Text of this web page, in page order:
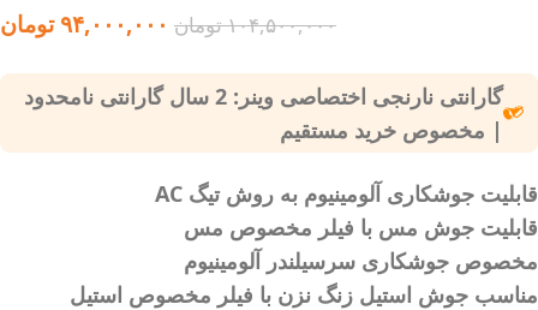
۱۰۴,۵۰۰,۰۰۰تومان ۹۴,۰۰۰,۰۰۰ تومان
گارانتی نارنجی اختصاصی وینر: 2 سال گارانتی نامحدود
| مخصوص خرید مستقیم
قابلیت جوشکاری آلومینیوم به روش تیگ AC
قابلیت جوش مس با فیلر مخصوص مس
مخصوص جوشکاری سرسیلندر آلومینیوم
مناسب جوش استیل زنگ‌ نزن با فیلر مخصوص استیل